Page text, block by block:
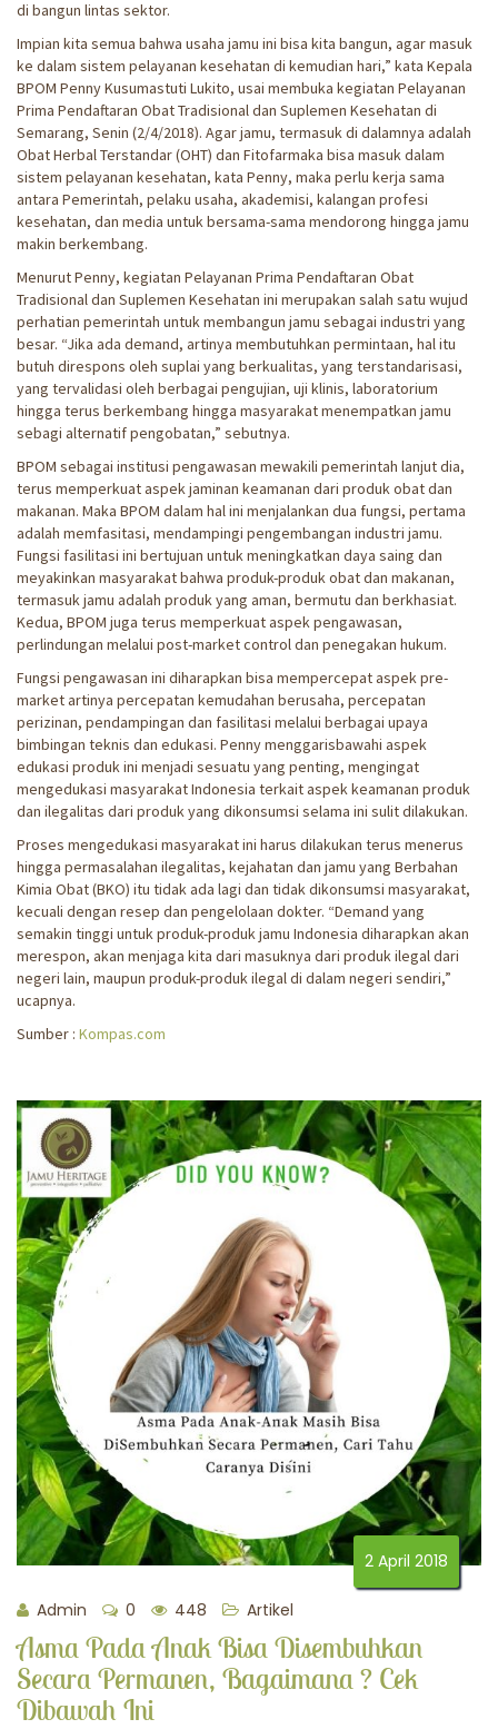
di bangun lintas sektor.
Impian kita semua bahwa usaha jamu ini bisa kita bangun, agar masuk
ke dalam sistem pelayanan kesehatan di kemudian hari,” kata Kepala
BPOM Penny Kusumastuti Lukito, usai membuka kegiatan Pelayanan
Prima Pendaftaran Obat Tradisional dan Suplemen Kesehatan di
Semarang, Senin (2/4/2018). Agar jamu, termasuk di dalamnya adalah
Obat Herbal Terstandar (OHT) dan Fitofarmaka bisa masuk dalam
sistem pelayanan kesehatan, kata Penny, maka perlu kerja sama
antara Pemerintah, pelaku usaha, akademisi, kalangan profesi
kesehatan, dan media untuk bersama-sama mendorong hingga jamu
makin berkembang.
Menurut Penny, kegiatan Pelayanan Prima Pendaftaran Obat
Tradisional dan Suplemen Kesehatan ini merupakan salah satu wujud
perhatian pemerintah untuk membangun jamu sebagai industri yang
besar. “Jika ada demand, artinya membutuhkan permintaan, hal itu
butuh direspons oleh suplai yang berkualitas, yang terstandarisasi,
yang tervalidasi oleh berbagai pengujian, uji klinis, laboratorium
hingga terus berkembang hingga masyarakat menempatkan jamu
sebagi alternatif pengobatan,” sebutnya.
BPOM sebagai institusi pengawasan mewakili pemerintah lanjut dia,
terus memperkuat aspek jaminan keamanan dari produk obat dan
makanan. Maka BPOM dalam hal ini menjalankan dua fungsi, pertama
adalah memfasitasi, mendampingi pengembangan industri jamu.
Fungsi fasilitasi ini bertujuan untuk meningkatkan daya saing dan
meyakinkan masyarakat bahwa produk-produk obat dan makanan,
termasuk jamu adalah produk yang aman, bermutu dan berkhasiat.
Kedua, BPOM juga terus memperkuat aspek pengawasan,
perlindungan melalui post-market control dan penegakan hukum.
Fungsi pengawasan ini diharapkan bisa mempercepat aspek pre-
market artinya percepatan kemudahan berusaha, percepatan
perizinan, pendampingan dan fasilitasi melalui berbagai upaya
bimbingan teknis dan edukasi. Penny menggarisbawahi aspek
edukasi produk ini menjadi sesuatu yang penting, mengingat
mengedukasi masyarakat Indonesia terkait aspek keamanan produk
dan ilegalitas dari produk yang dikonsumsi selama ini sulit dilakukan.
Proses mengedukasi masyarakat ini harus dilakukan terus menerus
hingga permasalahan ilegalitas, kejahatan dan jamu yang Berbahan
Kimia Obat (BKO) itu tidak ada lagi dan tidak dikonsumsi masyarakat,
kecuali dengan resep dan pengelolaan dokter. “Demand yang
semakin tinggi untuk produk-produk jamu Indonesia diharapkan akan
merespon, akan menjaga kita dari masuknya dari produk ilegal dari
negeri lain, maupun produk-produk ilegal di dalam negeri sendiri,”
ucapnya.
Sumber : Kompas.com
2 April 2018
Admin 0 448 Artikel
Asma Pada Anak Bisa Disembuhkan
Secara Permanen, Bagaimana ? Cek
Dibawah Ini